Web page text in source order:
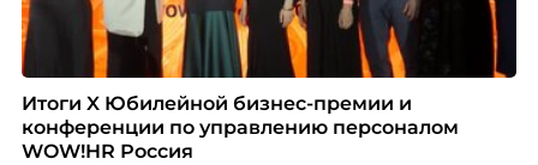
Итоги X Юбилейной бизнес-премии и
конференции по управлению персоналом
WOW!HR Россия